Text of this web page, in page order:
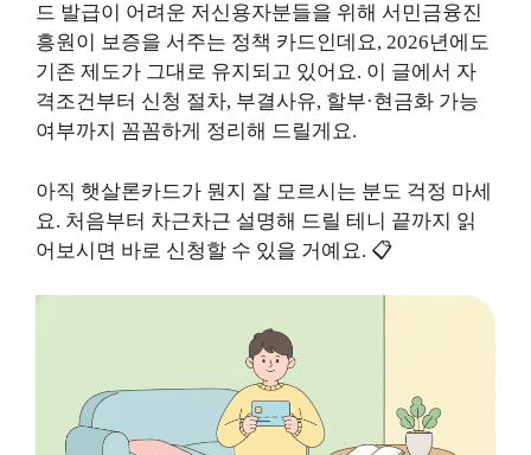
드 발급이 어려운 저신용자분들을 위해 서민금융진
흥원이 보증을 서주는 정책 카드인데요, 2026년에도
기존 제도가 그대로 유지되고 있어요. 이 글에서 자
격조건부터 신청 절차, 부결사유, 할부·현금화 가능
여부까지 꼼꼼하게 정리해 드릴게요.
아직 햇살론카드가 뭔지 잘 모르시는 분도 걱정 마세
요. 처음부터 차근차근 설명해 드릴 테니 끝까지 읽
어보시면 바로 신청할 수 있을 거예요. 📋